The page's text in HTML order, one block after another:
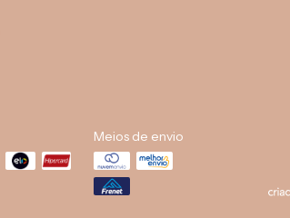
Meios de envio